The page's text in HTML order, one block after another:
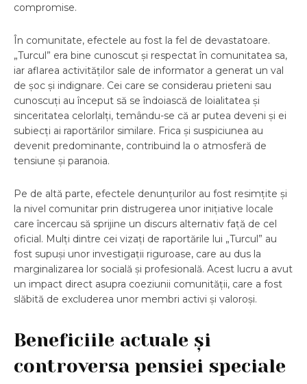
compromise.
În comunitate, efectele au fost la fel de devastatoare.
„Turcul” era bine cunoscut și respectat în comunitatea sa,
iar aflarea activităților sale de informator a generat un val
de șoc și indignare. Cei care se considerau prieteni sau
cunoscuți au început să se îndoiască de loialitatea și
sinceritatea celorlalți, temându-se că ar putea deveni și ei
subiecți ai raportărilor similare. Frica și suspiciunea au
devenit predominante, contribuind la o atmosferă de
tensiune și paranoia.
Pe de altă parte, efectele denunțurilor au fost resimțite și
la nivel comunitar prin distrugerea unor inițiative locale
care încercau să sprijine un discurs alternativ față de cel
oficial. Mulți dintre cei vizați de raportările lui „Turcul” au
fost supuși unor investigații riguroase, care au dus la
marginalizarea lor socială și profesională. Acest lucru a avut
un impact direct asupra coeziunii comunității, care a fost
slăbită de excluderea unor membri activi și valoroși.
Beneficiile actuale și
controversa pensiei speciale